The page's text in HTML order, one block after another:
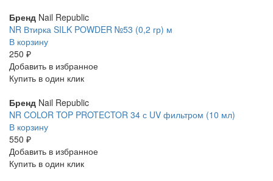
Бренд Nail Republic
NR Втирка SILK POWDER №53 (0,2 гр) м
В корзину
250 ₽
Добавить в избранное
Купить в один клик
Бренд Nail Republic
NR COLOR TOP PROTECTOR 34 с UV фильтром (10 мл)
В корзину
550 ₽
Добавить в избранное
Купить в один клик